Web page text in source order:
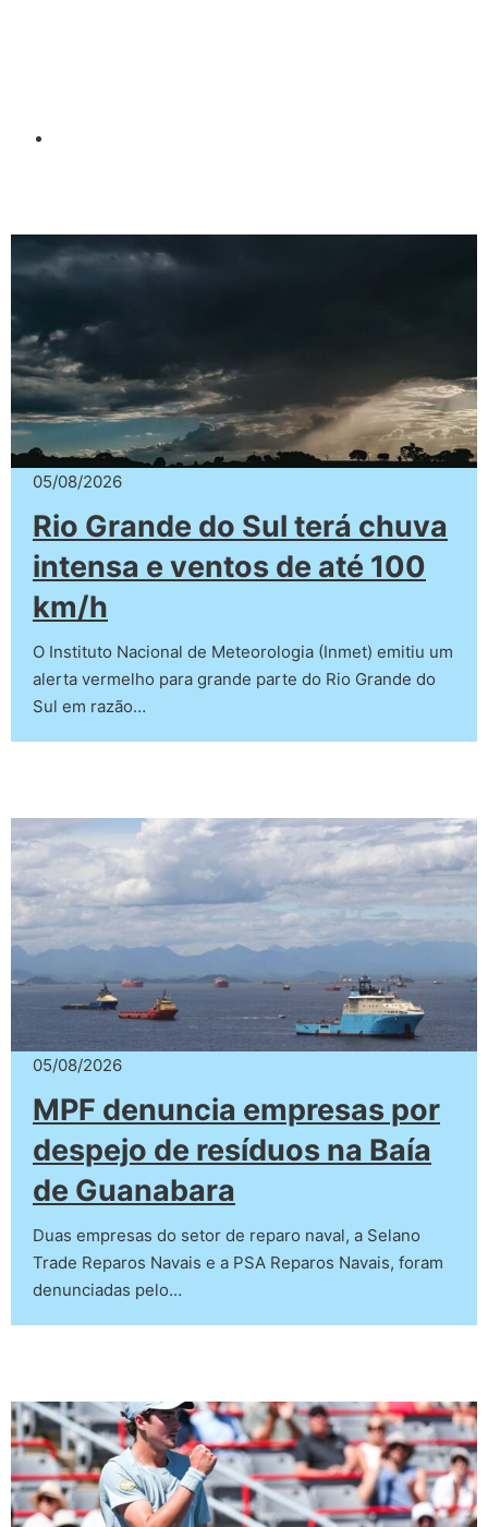
05/08/2026
Rio Grande do Sul terá chuva
intensa e ventos de até 100
km/h
O Instituto Nacional de Meteorologia (Inmet) emitiu um
alerta vermelho para grande parte do Rio Grande do
Sul em razão…
05/08/2026
MPF denuncia empresas por
despejo de resíduos na Baía
de Guanabara
Duas empresas do setor de reparo naval, a Selano
Trade Reparos Navais e a PSA Reparos Navais, foram
denunciadas pelo…